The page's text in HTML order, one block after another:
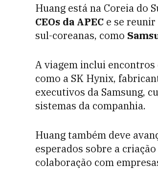
Huang está na Coreia do
CEOs da APEC e se
sul-coreanas, como
A viagem inclui encontros
como a SK Hynix,
executivos da Samsung,
sistemas da companhia.
Huang também deve
esperados sobre a criação
colaboração com